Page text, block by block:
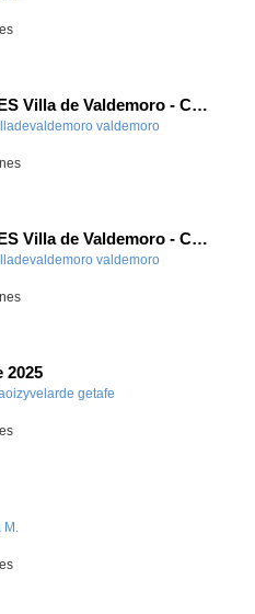
Cross 2025 IES Villa de Valdemoro - Categoría B
valdemoro-
Cross 2025 IES Villa de Valdemoro - Categoría A
valdemoro-
2025
getafe